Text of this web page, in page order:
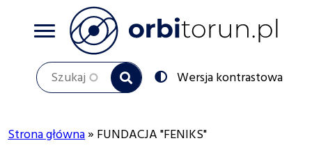
Szukaj
Przełącz
na:
Wersja kontrastowa
Strona główna FUNDACJA "FENIKS"